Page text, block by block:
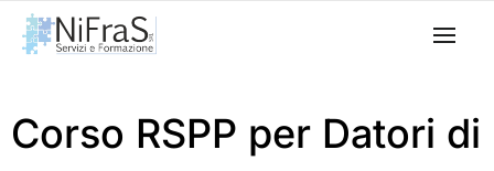
Corso RSPP per Datori di